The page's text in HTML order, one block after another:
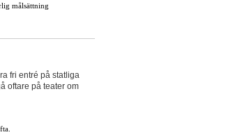
målsättning
fri entré på statliga
oftare på teater om